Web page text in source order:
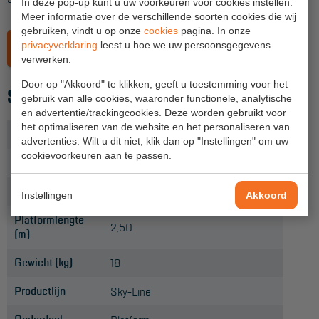
Meer informatie over de verschillende soorten cookies die wij
gebruiken, vindt u op onze cookies pagina. In onze
privacyverklaring leest u hoe we uw persoonsgegevens
verwerken.
Door op "Akkoord" te klikken, geeft u toestemming voor het
gebruik van alle cookies, waaronder functionele, analytische
en advertentie/trackingcookies. Deze worden gebruikt voor
het optimaliseren van de website en het personaliseren van
advertenties. Wilt u dit niet, klik dan op "Instellingen" om uw
cookievoorkeuren aan te passen.
Instellingen Akkoord
Project toepassingen
Laagbouw
Industrie
Projectvoorbeelden
Keuring en Inspectie
Ladders en trappen
LEES MEER OVER SKY-LINE-STEIGERS
SPECIFICATIES
Breedte (m) 0,6
Uitvoering Met luik
Soort platform
Platformlengte
(m)
2,50
Gewicht (kg) 18
Productlijn Sky-Line